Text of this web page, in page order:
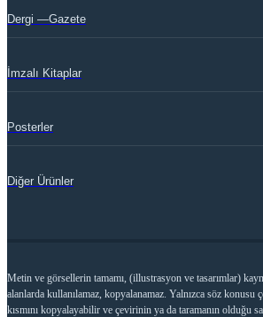
Dergi —Gazete
İmzalı Kitaplar
Posterler
Diğer Ürünler
Metin ve görsellerin tamamı, (illustrasyon ve tasarımlar)
alanlarda kullanılamaz, kopyalanamaz. Yalnızca söz konusu
kısmını kopyalayabilir ve çevirinin ya da taramanın olduğu